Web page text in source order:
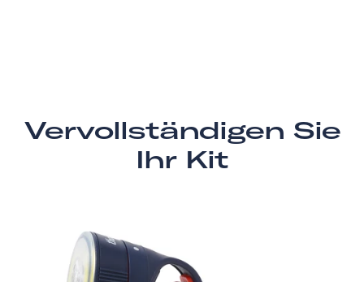
Vervollständigen Sie
Ihr Kit